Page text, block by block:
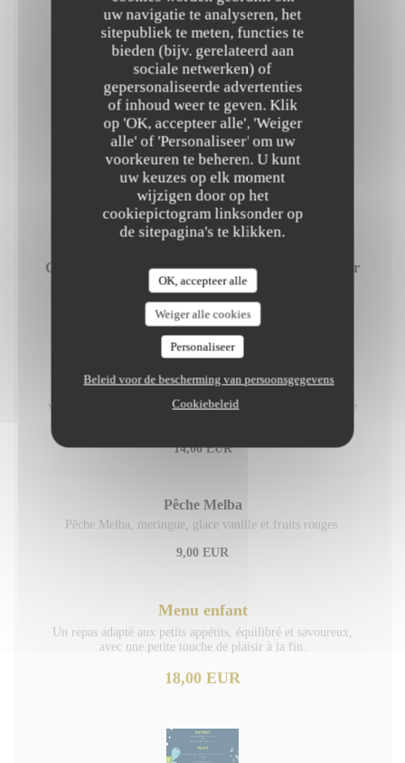
uw navigatie te analyseren, het
sitepubliek te meten, functies te
bieden (bijv. gerelateerd aan
sociale netwerken) of
gepersonaliseerde advertenties
of inhoud weer te geven. Klik
op 'OK, accepteer alle', 'Weiger
alle' of 'Personaliseer' om uw
voorkeuren te beheren. U kunt
uw keuzes op elk moment
wijzigen door op het
cookiepictogram linksonder op
de sitepagina's te klikken.
OK, accepteer alle
Weiger alle cookies
Personaliseer
Beleid voor de bescherming van persoonsgegevens
Cookiebeleid
Pistache, mascarpone et framboise
Crème mascarpone à la pistache, biscuit à la framboise et
framboises fraîches
10,00 EUR
Crème brûlée au café et spéculoos
Crème brûlée au café et spéculoos
9,00 EUR
Crêpes Suzette flambées à table, au Grand Marnier
Préparation en salle, un spectacle culinaire.
14,00 EUR
Chariot de fromages
variétés sélectionnées avec soin,servies avec élégance à votre
14,00 EUR
Pêche Melba
Pêche Melba, meringue, glace vanille et fruits rouges.
9,00 EUR
Menu enfant
Un repas adapté aux petits appétits, équilibré et savoureux,
avec une petite touche de plaisir à la fin.
18,00 EUR